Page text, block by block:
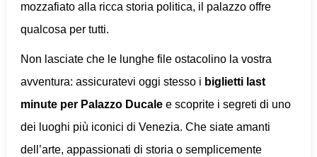
mozzafiato alla ricca storia politica, il palazzo offre
qualcosa per tutti.
Non lasciate che le lunghe file ostacolino la vostra
avventura: assicuratevi oggi stesso i biglietti last
minute per Palazzo Ducalee scoprite i segreti di uno
dei luoghi più iconici di Venezia. Che siate amanti
dell’arte, appassionati di storia o semplicemente